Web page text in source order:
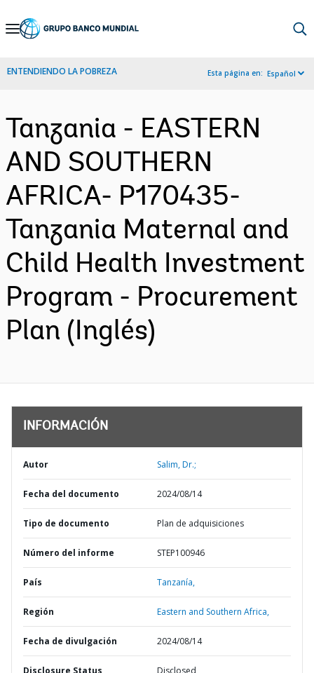
Skip
Navigation
ENTENDIENDO LA POBREZA Esta página en: Español
Tanzania - EASTERN
AND SOUTHERN
AFRICA- P170435-
Tanzania Maternal and
Child Health Investment
Program - Procurement
Plan (Inglés)
INFORMACIÓN
Autor Salim, Dr.;
Fecha del documento 2024/08/14
Tipo de documento Plan de adquisiciones
Número del informe STEP100946
País Tanzanía,
Región Eastern and Southern Africa,
Fecha de divulgación 2024/08/14
Disclosure Status Disclosed